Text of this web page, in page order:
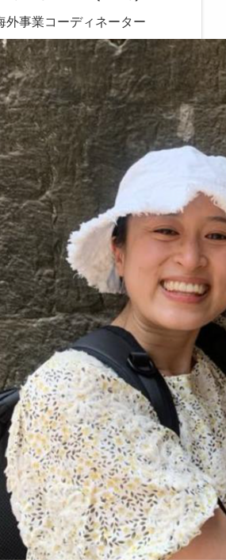
外事業コーディネーター